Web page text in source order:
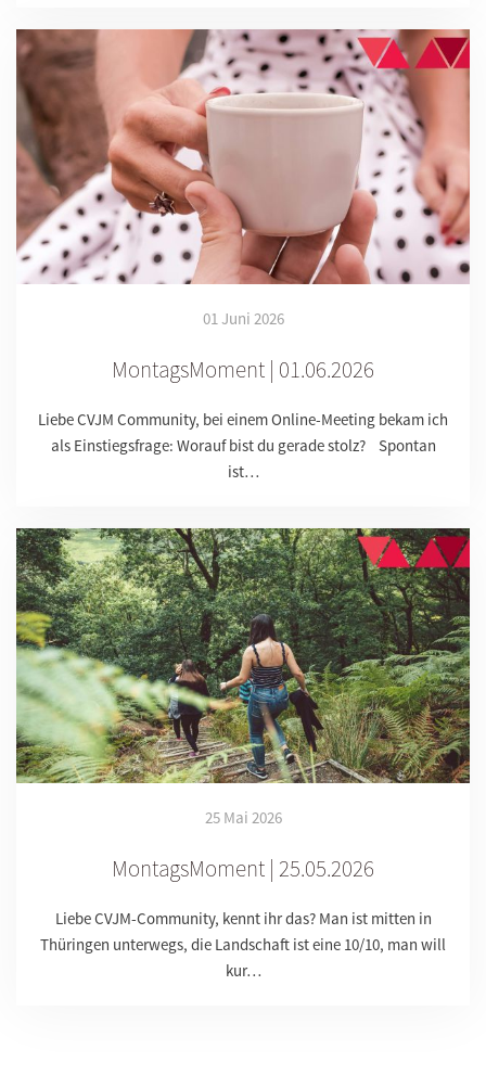
01 Juni 2026
MontagsMoment | 01.06.2026
Liebe CVJM Community, bei einem Online-Meeting bekam ich
als Einstiegsfrage: Worauf bist du gerade stolz? Spontan
ist…
25 Mai 2026
MontagsMoment | 25.05.2026
Liebe CVJM-Community, kennt ihr das? Man ist mitten in
Thüringen unterwegs, die Landschaft ist eine 10/10, man will
kur…